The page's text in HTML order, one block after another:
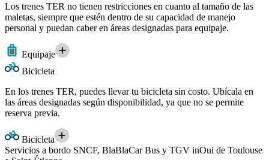
Los trenes TER no tienen restricciones en cuanto al tamaño de las
maletas, siempre que estén dentro de su capacidad de manejo
personal y puedan caber en áreas designadas para equipaje.
Equipaje
Bicicleta
En los trenes TER, puedes llevar tu bicicleta sin costo. Ubícala en
las áreas designadas según disponibilidad, ya que no se permite
reserva previa.
Bicicleta
Servicios a bordo SNCF, BlaBlaCar Bus y TGV inOui de Toulouse